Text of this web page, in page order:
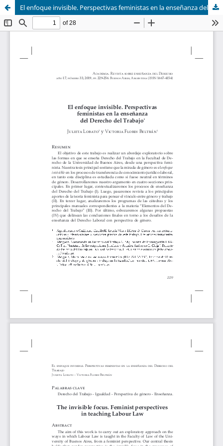
El enfoque invisible. Perspectivas feministas en la enseñanza del Derecho del Trabajo